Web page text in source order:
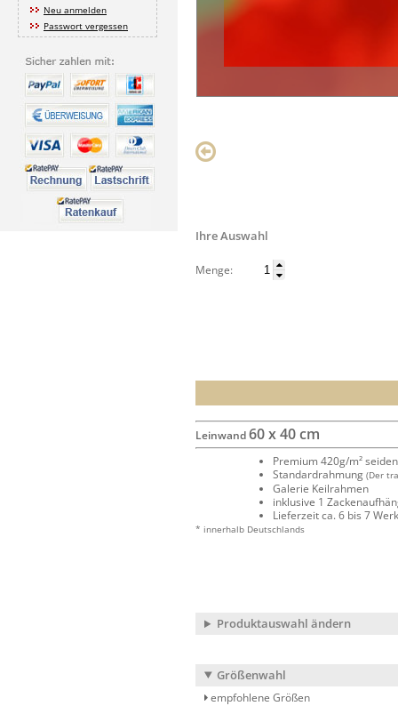
Neu anmelden
Passwort vergessen
Ihre Auswahl
Menge:
Leinwand60 x 40 cm
Premium 420g/m²
Standardrahmung (Der
Galerie Keilrahmen
inklusive 1
Lieferzeit ca. 6 bis 7
* innerhalb Deutschlands
Produktauswahl ändern
Größenwahl
empfohlene Größen